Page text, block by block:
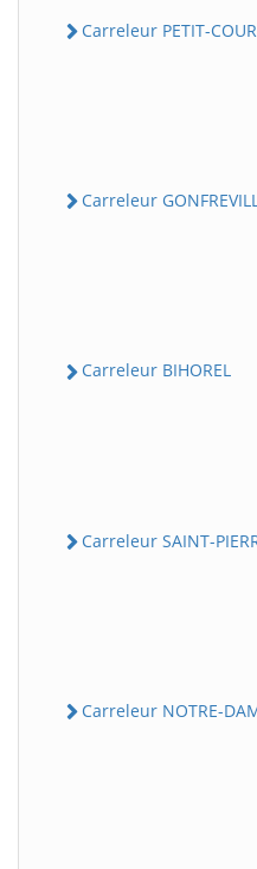
Carreleur PETIT-
Carreleur
Carreleur BIHOREL
Carreleur SAINT-
Carreleur NOTRE-